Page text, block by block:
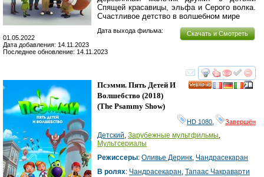
Спящей красавицы, эльфа и Серого волка.
Счастливое детство в волшебном мире
Скачать и Смотреть
Дата выхода фильма:
01.05.2022
Дата добавления: 14.11.2023
Последнее обновление: 14.11.2023
смотреть
Псэмми. Пять Детей И
Волшебство (2018)
(The Psammy Show)
HD 1080 Завершён
Детский, Зарубежные мультфильмы,
Мультсериалы
Режиссеры: Оливье Деринк, Чандрасекаран
В ролях: Чандрасекаран, Тапаас Чакраварти